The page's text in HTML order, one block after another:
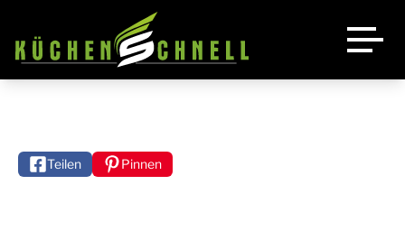
Unsere Küchen
Leistungen
Teilen Pinnen